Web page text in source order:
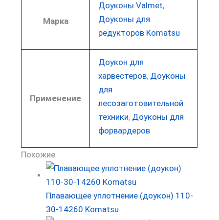
Марка
Доуконы Valmet,
Доуконы для
редукторов Komatsu
Применение
Доукон для
харвестеров, Доуконы
для
лесозаготовительной
техники, Доуконы для
форвардеров
Похожие
Плавающее уплотнение (доукон) 110-
30-14260 Komatsu